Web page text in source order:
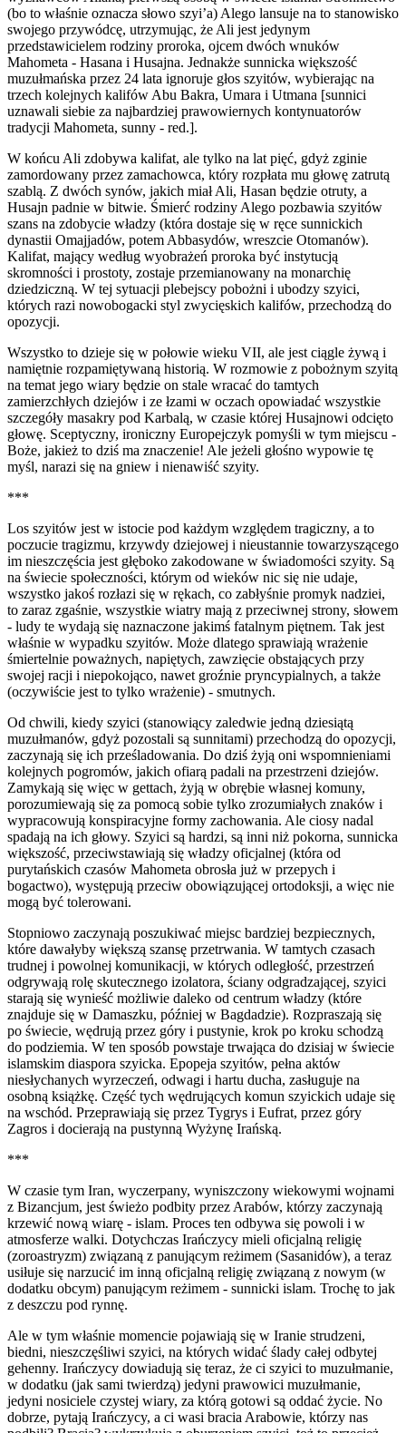
(bo to właśnie oznacza słowo szyi’a) Alego lansuje na to stanowisko
swojego przywódcę, utrzymując, że Ali jest jedynym
przedstawicielem rodziny proroka, ojcem dwóch wnuków
Mahometa - Hasana i Husajna. Jednakże sunnicka większość
muzułmańska przez 24 lata ignoruje głos szyitów, wybierając na
trzech kolejnych kalifów Abu Bakra, Umara i Utmana [sunnici
uznawali siebie za najbardziej prawowiernych kontynuatorów
tradycji Mahometa, sunny - red.].
W końcu Ali zdobywa kalifat, ale tylko na lat pięć, gdyż zginie
zamordowany przez zamachowca, który rozpłata mu głowę zatrutą
szablą. Z dwóch synów, jakich miał Ali, Hasan będzie otruty, a
Husajn padnie w bitwie. Śmierć rodziny Alego pozbawia szyitów
szans na zdobycie władzy (która dostaje się w ręce sunnickich
dynastii Omajjadów, potem Abbasydów, wreszcie Otomanów).
Kalifat, mający według wyobrażeń proroka być instytucją
skromności i prostoty, zostaje przemianowany na monarchię
dziedziczną. W tej sytuacji plebejscy pobożni i ubodzy szyici,
których razi nowobogacki styl zwycięskich kalifów, przechodzą do
opozycji.
Wszystko to dzieje się w połowie wieku VII, ale jest ciągle żywą i
namiętnie rozpamiętywaną historią. W rozmowie z pobożnym szyitą
na temat jego wiary będzie on stale wracać do tamtych
zamierzchłych dziejów i ze łzami w oczach opowiadać wszystkie
szczegóły masakry pod Karbalą, w czasie której Husajnowi odcięto
głowę. Sceptyczny, ironiczny Europejczyk pomyśli w tym miejscu -
Boże, jakież to dziś ma znaczenie! Ale jeżeli głośno wypowie tę
myśl, narazi się na gniew i nienawiść szyity.
***
Los szyitów jest w istocie pod każdym względem tragiczny, a to
poczucie tragizmu, krzywdy dziejowej i nieustannie towarzyszącego
im nieszczęścia jest głęboko zakodowane w świadomości szyity. Są
na świecie społeczności, którym od wieków nic się nie udaje,
wszystko jakoś rozłazi się w rękach, co zabłyśnie promyk nadziei,
to zaraz zgaśnie, wszystkie wiatry mają z przeciwnej strony, słowem
- ludy te wydają się naznaczone jakimś fatalnym piętnem. Tak jest
właśnie w wypadku szyitów. Może dlatego sprawiają wrażenie
śmiertelnie poważnych, napiętych, zawzięcie obstających przy
swojej racji i niepokojąco, nawet groźnie pryncypialnych, a także
(oczywiście jest to tylko wrażenie) - smutnych.
Od chwili, kiedy szyici (stanowiący zaledwie jedną dziesiątą
muzułmanów, gdyż pozostali są sunnitami) przechodzą do opozycji,
zaczynają się ich prześladowania. Do dziś żyją oni wspomnieniami
kolejnych pogromów, jakich ofiarą padali na przestrzeni dziejów.
Zamykają się więc w gettach, żyją w obrębie własnej komuny,
porozumiewają się za pomocą sobie tylko zrozumiałych znaków i
wypracowują konspiracyjne formy zachowania. Ale ciosy nadal
spadają na ich głowy. Szyici są hardzi, są inni niż pokorna, sunnicka
większość, przeciwstawiają się władzy oficjalnej (która od
purytańskich czasów Mahometa obrosła już w przepych i
bogactwo), występują przeciw obowiązującej ortodoksji, a więc nie
mogą być tolerowani.
Stopniowo zaczynają poszukiwać miejsc bardziej bezpiecznych,
które dawałyby większą szansę przetrwania. W tamtych czasach
trudnej i powolnej komunikacji, w których odległość, przestrzeń
odgrywają rolę skutecznego izolatora, ściany odgradzającej, szyici
starają się wynieść możliwie daleko od centrum władzy (które
znajduje się w Damaszku, później w Bagdadzie). Rozpraszają się
po świecie, wędrują przez góry i pustynie, krok po kroku schodzą
do podziemia. W ten sposób powstaje trwająca do dzisiaj w świecie
islamskim diaspora szyicka. Epopeja szyitów, pełna aktów
niesłychanych wyrzeczeń, odwagi i hartu ducha, zasługuje na
osobną książkę. Część tych wędrujących komun szyickich udaje się
na wschód. Przeprawiają się przez Tygrys i Eufrat, przez góry
Zagros i docierają na pustynną Wyżynę Irańską.
***
W czasie tym Iran, wyczerpany, wyniszczony wiekowymi wojnami
z Bizancjum, jest świeżo podbity przez Arabów, którzy zaczynają
krzewić nową wiarę - islam. Proces ten odbywa się powoli i w
atmosferze walki. Dotychczas Irańczycy mieli oficjalną religię
(zoroastryzm) związaną z panującym reżimem (Sasanidów), a teraz
usiłuje się narzucić im inną oficjalną religię związaną z nowym (w
dodatku obcym) panującym reżimem - sunnicki islam. Trochę to jak
z deszczu pod rynnę.
Ale w tym właśnie momencie pojawiają się w Iranie strudzeni,
biedni, nieszczęśliwi szyici, na których widać ślady całej odbytej
gehenny. Irańczycy dowiadują się teraz, że ci szyici to muzułmanie,
w dodatku (jak sami twierdzą) jedyni prawowici muzułmanie,
jedyni nosiciele czystej wiary, za którą gotowi są oddać życie. No
dobrze, pytają Irańczycy, a ci wasi bracia Arabowie, którzy nas